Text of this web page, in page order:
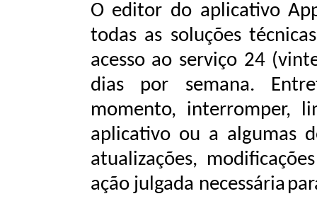
O editor do aplicativo
todas as soluções
acesso ao serviço 24
dias por semana.
momento,
interromper,
aplicativo ou a algumas
atualizações, modificações
ação julgada necessária